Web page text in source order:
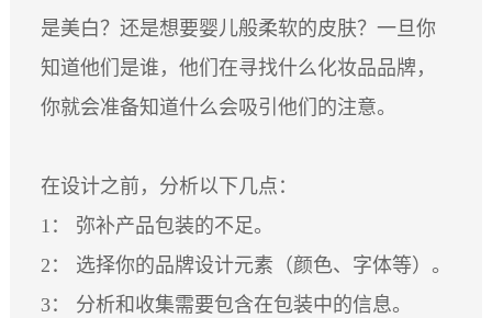
是美白？还是想要婴儿般柔软的皮肤？一旦你
知道他们是谁，他们在寻找什么化妆品品牌，
你就会准备知道什么会吸引他们的注意。
在设计之前，分析以下几点：
1： 弥补产品包装的不足。
2： 选择你的品牌设计元素（颜色、字体等）。
3： 分析和收集需要包含在包装中的信息。